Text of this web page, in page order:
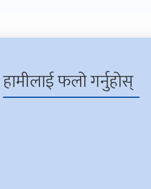
हामीलाई फलो गर्नुहोस्